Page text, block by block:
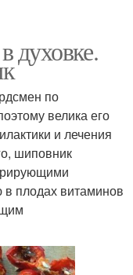
духовке.
по
велика его
и лечения
шиповник
плодах витаминов